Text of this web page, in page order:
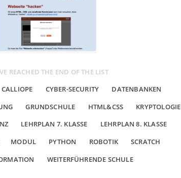
REACHED THE END OF THE LIST
CALLIOPE CYBER-SECURITY DATENBANKEN
GRUNDSCHULE HTML&CSS KRYPTOLOGIE
LEHRPLAN 7. KLASSE LEHRPLAN 8. KLASSE
MODUL PYTHON ROBOTIK SCRATCH
WEITERFÜHRENDE SCHULE